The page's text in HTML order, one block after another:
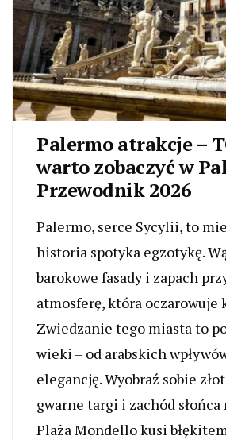
Palermo atrakcje –
warto zobaczyć w
Przewodnik 2026
Palermo, serce Sycylii, to
historia spotyka egzotykę.
barokowe fasady i zapach
atmosferę, która oczarowuje
Zwiedzanie tego miasta to
wieki – od arabskich
elegancję. Wyobraź sobie
gwarne targi i zachód
Plaża Mondello kusi